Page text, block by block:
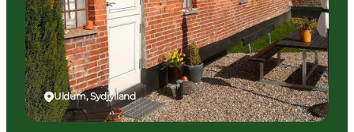
Uldum, Sydjylland